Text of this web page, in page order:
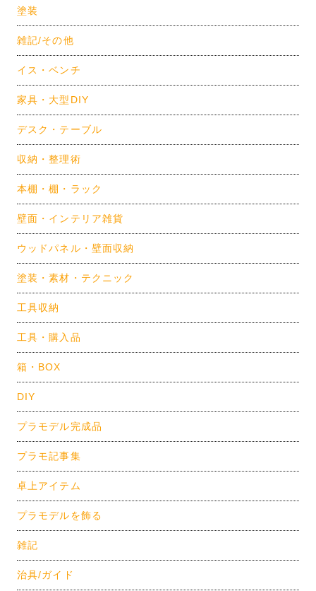
塗装
雑記/その他
イス・ベンチ
家具・大型DIY
デスク・テーブル
収納・整理術
本棚・棚・ラック
壁面・インテリア雑貨
ウッドパネル・壁面収納
塗装・素材・テクニック
工具収納
工具・購入品
箱・BOX
DIY
プラモデル完成品
プラモ記事集
卓上アイテム
プラモデルを飾る
雑記
治具/ガイド